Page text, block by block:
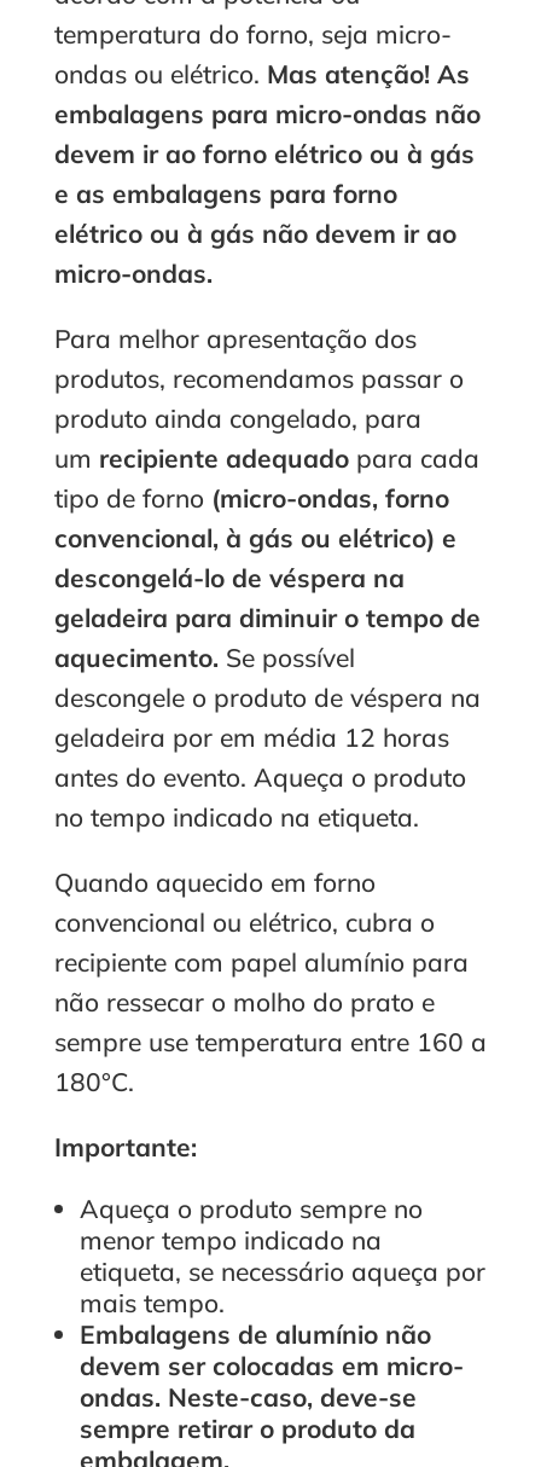
temperatura do forno, seja micro-
ondas ou elétrico. Mas atenção! As
embalagens para micro-ondas não
devem ir ao forno elétrico ou à gás
e as embalagens para forno
elétrico ou à gás não devem ir ao
micro-ondas.
Para melhor apresentação dos
produtos, recomendamos passar o
produto ainda congelado, para
um recipiente adequadopara cada
tipo de forno (micro-ondas, forno
convencional, à gás ou elétrico) e
descongelá-lo de véspera na
geladeira para diminuir o tempo de
aquecimento. Se possível
descongele o produto de véspera na
geladeira por em média 12 horas
antes do evento. Aqueça o produto
no tempo indicado na etiqueta.
Quando aquecido em forno
convencional ou elétrico, cubra o
recipiente com papel alumínio para
não ressecar o molho do prato e
sempre use temperatura entre 160 a
180°C.
Importante:
Aqueça o produto sempre no
menor tempo indicado na
etiqueta, se necessário aqueça por
mais tempo.
Embalagens de alumínio não
devem ser colocadas em micro-
ondas. Neste-caso, deve-se
sempre retirar o produto da
embalagem.